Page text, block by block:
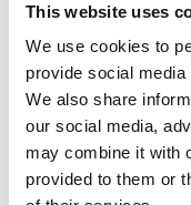
This website uses
We use cookies to
provide social
We also share
our social media,
may combine it with
provided to them or
qué?
8. ¿Cómo
desactivar
9.
Cookies